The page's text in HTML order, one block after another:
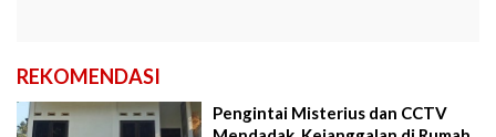
REKOMENDASI
Pengintai Misterius dan CCTV